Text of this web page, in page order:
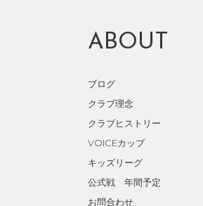
ABOUT
ブログ
クラブ理念
クラブヒストリー
VOICEカップ
キッズリーグ
公式戦 年間予定
お問合わせ